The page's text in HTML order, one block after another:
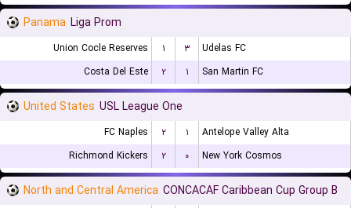
Panama Liga Prom
Union Cocle Reserves ۱ ۳
Udelas FC
Costa Del Este
۲ ۱ San Martin FC
United States USL League One
FC Naples ۲ ۱
Antelope Valley Alta
Richmond Kickers
۲ ۰ New York Cosmos
North and Central America CONCACAF Caribbean Cup Group B